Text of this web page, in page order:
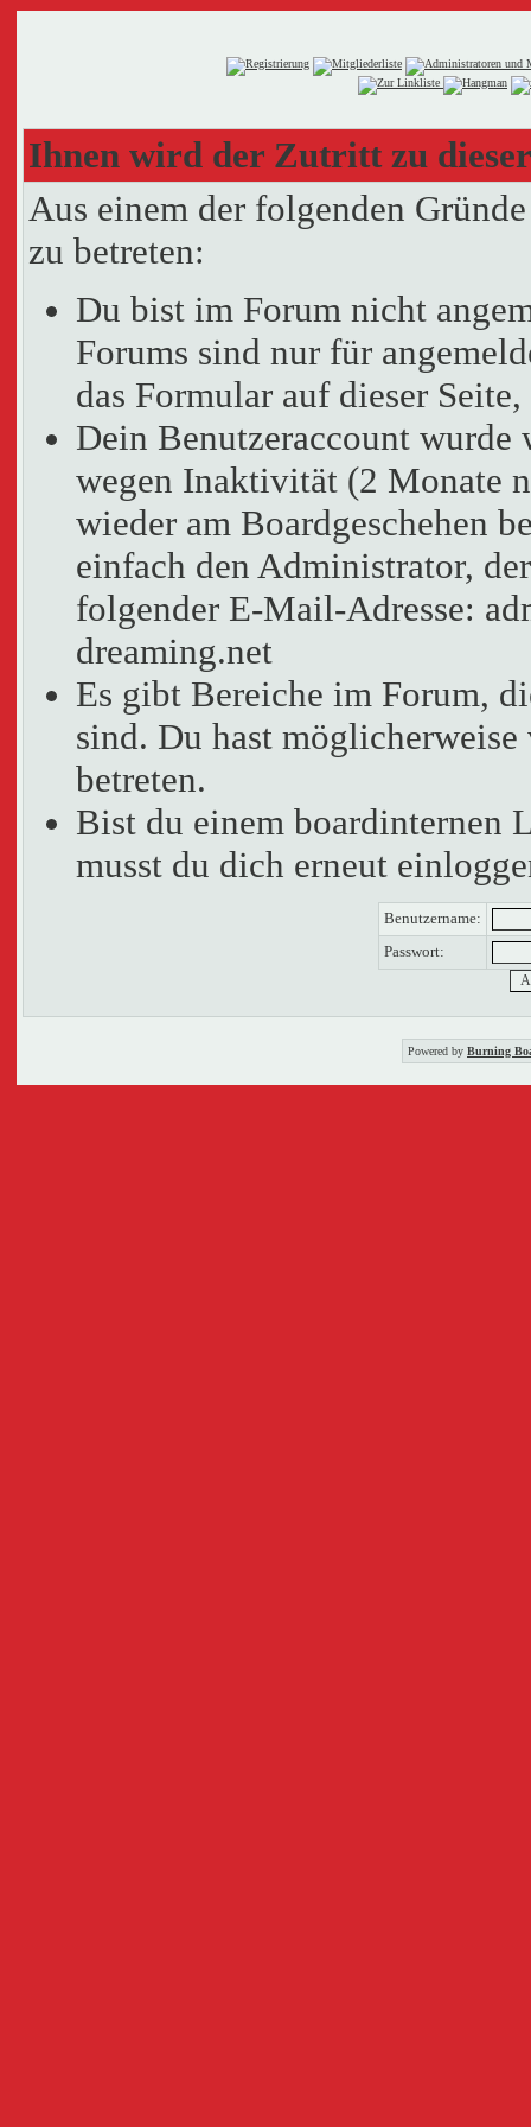
Ihnen wird der Zutritt zu
Aus einem der folgenden
zu betreten:
Du bist im Forum nicht
Forums sind nur für
das Formular auf dieser
Dein Benutzeraccount wurde
wegen Inaktivität (2 Monate
wieder am Boardgeschehen
einfach den Administrator,
folgender E-Mail-Adresse:
dreaming.net
Es gibt Bereiche im Forum,
sind. Du hast
betreten.
Bist du einem boardinternen
musst du dich erneut
Benutzername:
Passwort:
Powered by Burning